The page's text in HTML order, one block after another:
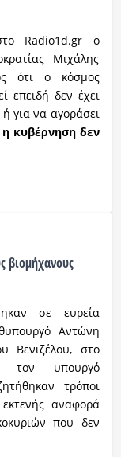
Radio1d.gr ο
Μιχάλης
ότι ο κόσμος
επειδή δεν έχει
για να αγοράσει
η κυβέρνηση δεν
βιομήχανους
σε ευρεία
Αντώνη
Βενιζέλου, στο
τον υπουργό
τρόποι
αναφορά
που δεν